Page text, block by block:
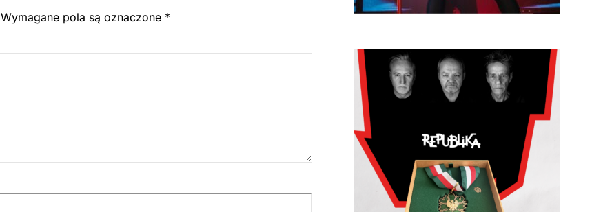
Wymagane pola są oznaczone *